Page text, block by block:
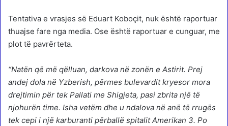
Tentativa e vrasjes së Eduart Koboçit, nuk është raportuar
thuajse fare nga media. Ose është raportuar e cunguar, me
plot të pavrërteta.
“Natën që më qëlluan, darkova në zonën e Astirit. Prej
andej dola në Yzberish, përmes bulevardit kryesor mora
drejtimin për tek Pallati me Shigjeta, pasi zbrita një të
njohurën time. Isha vetëm dhe u ndalova në anë të rrugës
tek cepi i një karburanti përballë spitalit Amerikan 3. Po